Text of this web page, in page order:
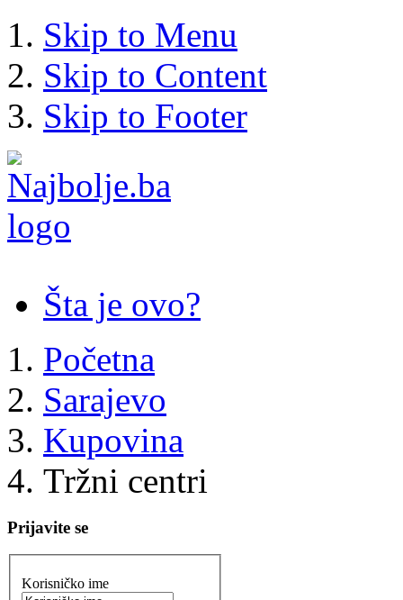
Skip to Menu
Skip to Content
Skip to Footer
Šta je ovo?
Početna
Sarajevo
Kupovina
Tržni centri
Prijavite se
Korisničko ime